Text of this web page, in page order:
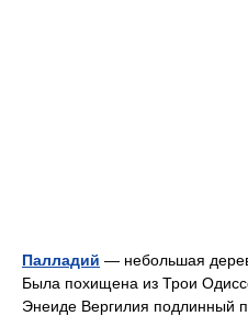
Палладий — небольшая
Была похищена из Трои
Энеиде Вергилия подлинный